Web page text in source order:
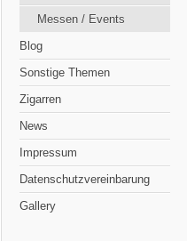
Messen / Events
Blog
Sonstige Themen
Zigarren
News
Impressum
Datenschutzvereinbarung
Gallery